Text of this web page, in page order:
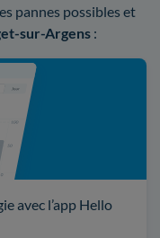
pannes possibles et
sur-Argens :
avec l’app Hello